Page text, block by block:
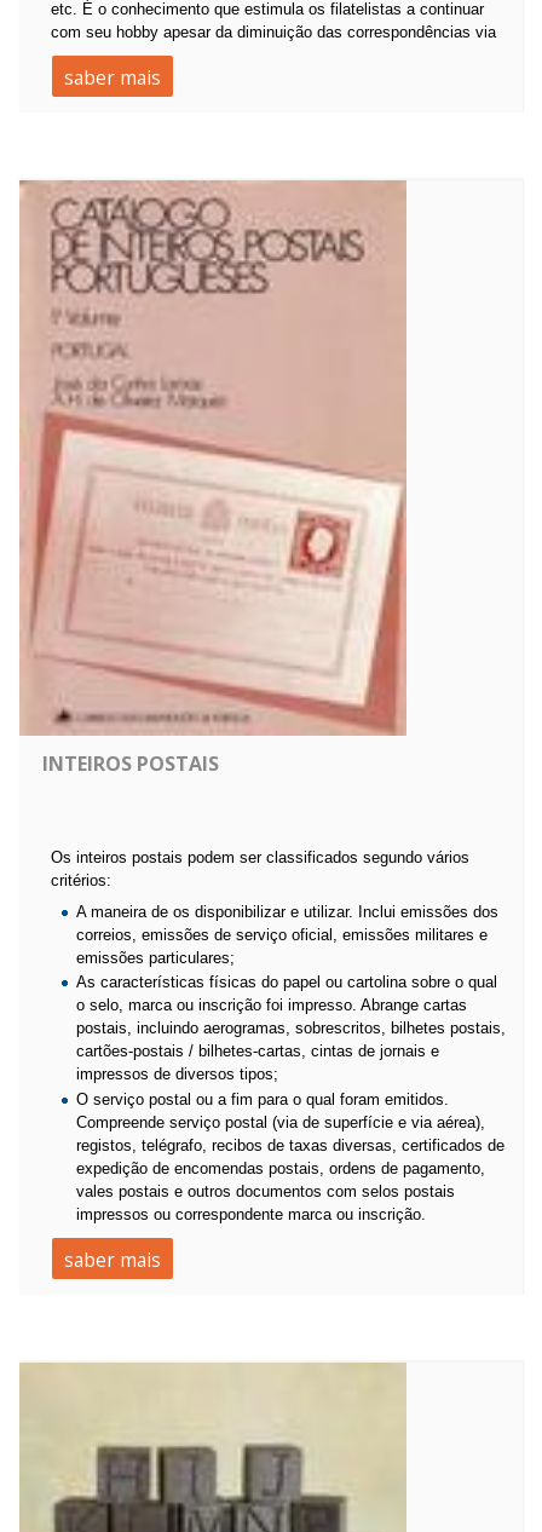
etc. É o conhecimento que estimula os filatelistas a continuar
com seu hobby apesar da diminuição das correspondências via
saber mais
INTEIROS POSTAIS
Os inteiros postais podem ser classificados segundo vários
critérios:
A maneira de os disponibilizar e utilizar. Inclui emissões dos
correios, emissões de serviço oficial, emissões militares e
emissões particulares;
As características físicas do papel ou cartolina sobre o qual
o selo, marca ou inscrição foi impresso. Abrange cartas
postais, incluindo aerogramas, sobrescritos, bilhetes postais,
cartões-postais / bilhetes-cartas, cintas de jornais e
impressos de diversos tipos;
O serviço postal ou a fim para o qual foram emitidos.
Compreende serviço postal (via de superfície e via aérea),
registos, telégrafo, recibos de taxas diversas, certificados de
expedição de encomendas postais, ordens de pagamento,
vales postais e outros documentos com selos postais
impressos ou correspondente marca ou inscrição.
saber mais